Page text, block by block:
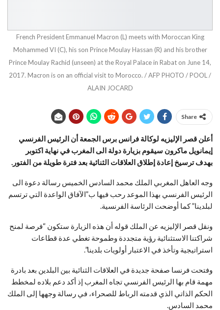
French President Emmanuel Macron (L) meets with Moroccan King
Mohammed VI (C), his son Prince Moulay Hassan (R) and his brother
Prince Moulay Rachid (unseen) at the Royal Palace in Rabat on June 14,
2017. Macron is on an official visit to Morocco. / AFP PHOTO / POOL /
ALAIN JOCARD
Share
أعلن قصر الإليزيه لوكالة فرانس برس الجمعة أن الرئيس الفرنسي
إيمانويل ماكرون سيقوم بزيارة دولة الى المغرب في نهاية اكتوبر
بهدف ترسيخ إعادة إطلاق العلاقات الثنائية بعد فترة طويلة من الفتور.
وجه العاهل المغربي الملك محمد السادس الخميس رسالة دعوة الى
الرئيس الفرنسي بهذا الموعد رحب فيها ب”الآفاق الواعدة التي ترتسم
لبلدينا” كما أوضحت الرئاسة الفرنسية.
ونقل قصر الإليزيه عن الملك قوله أن هذه الزيارة ستكون “فرصة لمنح
شراكتنا الاستثنائية رؤية متجددة وطموحة تغطي عدة قطاعات
استراتيجية وتأخذ في الاعتبار أولويات بلدينا”.
وفتحت فرنسا صفحة جديدة في العلاقات الثنائية بين البلدين بعد بادرة
مهمة قام بها الرئيس الفرنسي تجاه المغرب إذ أكد دعم بلاده لمخطط
الحكم الذاتي الذي قدمته الرباط للصحراء، في رسالة وجهها إلى الملك
محمد السادس.